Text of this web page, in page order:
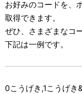
お好みのコードを、
取得できます。
ぜひ、さまざまなコ
下記は一例です。
0こうげき,1こうげき